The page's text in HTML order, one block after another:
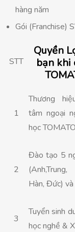
hàng năm
Gói (Franchise)
STT
Quyền
bạn khi
1
Thương
tâm ngoại
học TOMATO
2
Đào tạo 5
Hàn, Đức)
3
Tuyển sinh
học nghề &